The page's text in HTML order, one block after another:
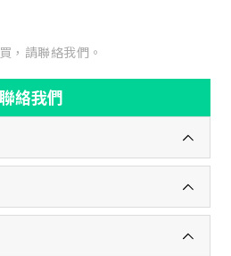
，請聯絡我們。
聯絡我們